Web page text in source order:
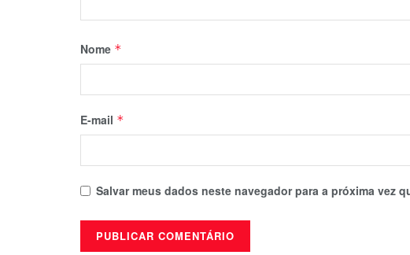
Nome *
E-mail *
Salvar meus dados neste navegador para a próxima vez